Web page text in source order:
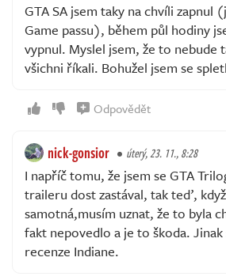
GTA SA jsem taky na chvíli zapnul
Game passu), během půl hodiny
vypnul. Myslel jsem, že to nebude
všichni říkali. Bohužel jsem se
Odpovědět
nick-gonsior úterý, 23. 11., 8:28
I napříč tomu, že jsem se GTA
traileru dost zastával, tak teď,
samotná,musím uznat, že to byla
fakt nepovedlo a je to škoda.
recenze Indiane.